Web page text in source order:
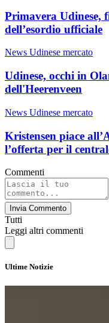
Primavera Udinese,
dell’esordio ufficiale
News Udinese mercato
Udinese, occhi in
dell'Heerenveen
News Udinese mercato
Kristensen piace
l’offerta per il
Commenti
Invia Commento
Tutti
Leggi altri commenti
Ultime Notizie